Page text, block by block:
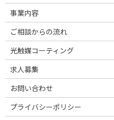
事業内容
ご相談からの流れ
光触媒コーティング
求人募集
お問い合わせ
プライバシーポリシー